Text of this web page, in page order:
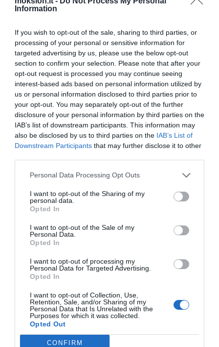
Information
If you wish to opt-out of the sale, sharing to third parties, or
processing of your personal or sensitive information for
targeted advertising by us, please use the below opt-out
section to confirm your selection. Please note that after your
opt-out request is processed you may continue seeing
interest-based ads based on personal information utilized by
us or personal information disclosed to third parties prior to
your opt-out. You may separately opt-out of the further
disclosure of your personal information by third parties on the
IAB’s list of downstream participants. This information may
also be disclosed by us to third parties on the IAB’s List of
Downstream Participants that may further disclose it to other
Personal Data Processing Opt Outs
I want to opt-out of the Sharing of my
personal data.
Opted In
I want to opt-out of the Sale of my
Personal Data.
Opted In
I want to opt-out of processing my
Personal Data for Targeted Advertising.
Opted In
I want to opt-out of Collection, Use,
Retention, Sale, and/or Sharing of my
Personal Data that Is Unrelated with the
Purposes for which it was collected.
Opted Out
CONFIRM
požiūrio į internetinį saugumą
Aplinkos garsai veikia moksleivių
mokymosi rezultatus
Ličio paslaptys
Feroelektrinės nanodalelės –
ateities atmintinės
Biokuro naudojimas taip pat
skatina šiltnamio efektą
Beveik pusė asmeninių
kompiuterių vartotojų naudojasi
nelegalia programine įranga
Pasirodė pirmosios nesenai
atrastos beždžionių rūšies
nuotraukos
Nauja technologija žymiai
prailgina baterijų veikimo laiką
įrenginius, kurie veikia ilgiau su
lengvesnėmis baterijomis. Jų noras
būti patenkintas.
Ilinojaus valstijos universiteto inžinieriai